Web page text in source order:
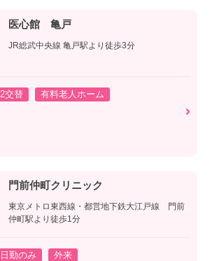
医心館 亀戸
JR総武中央線 亀戸駅より徒歩3分
2交替
有料老人ホーム
門前仲町クリニック
東京メトロ東西線・都営地下鉄大江戸線 門前
仲町駅より徒歩1分
日勤のみ
外来